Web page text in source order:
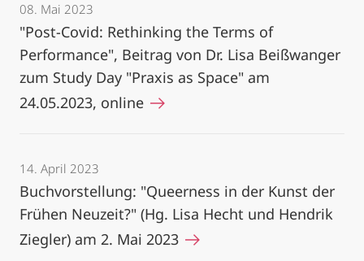
08. Mai 2023
"Post-Covid: Rethinking the Terms of
Performance", Beitrag von Dr. Lisa Beißwanger
zum Study Day "Praxis as Space" am
24.05.2023, online
14. April 2023
Buchvorstellung: "Queerness in der Kunst der
Frühen Neuzeit?" (Hg. Lisa Hecht und Hendrik
Ziegler) am 2. Mai 2023